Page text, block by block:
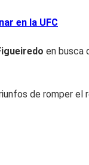
en la UFC
en busca
de romper el